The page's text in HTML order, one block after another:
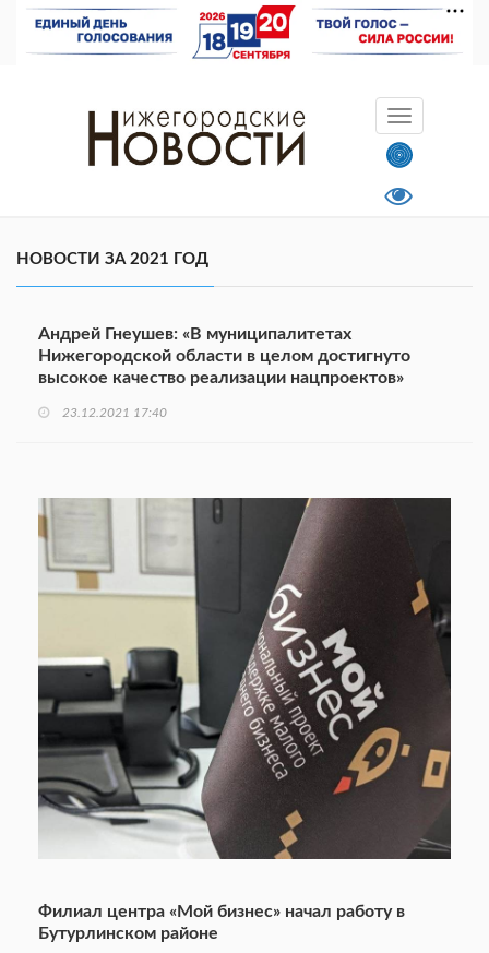
НОВОСТИ ЗА 2021 ГОД
Андрей Гнеушев: «В муниципалитетах
Нижегородской области в целом достигнуто
высокое качество реализации нацпроектов»
23.12.2021 17:40
Филиал центра «Мой бизнес» начал работу в
Бутурлинском районе